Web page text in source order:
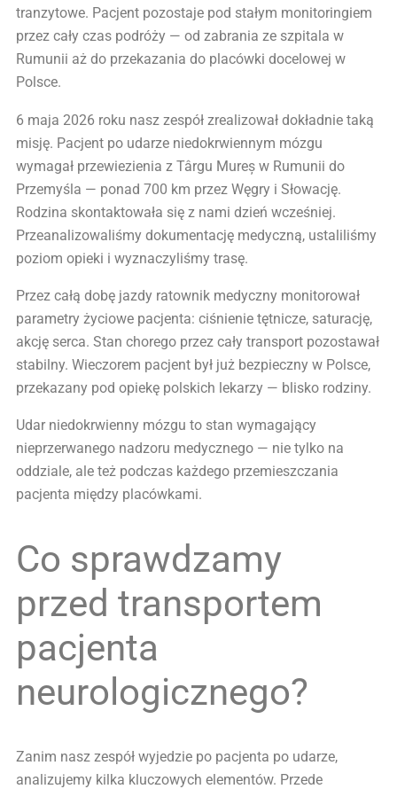
tranzytowe. Pacjent pozostaje pod stałym monitoringiem
przez cały czas podróży — od zabrania ze szpitala w
Rumunii aż do przekazania do placówki docelowej w
Polsce.
6 maja 2026 roku nasz zespół zrealizował dokładnie taką
misję. Pacjent po udarze niedokrwiennym mózgu
wymagał przewiezienia z Târgu Mureș w Rumunii do
Przemyśla — ponad 700 km przez Węgry i Słowację.
Rodzina skontaktowała się z nami dzień wcześniej.
Przeanalizowaliśmy dokumentację medyczną, ustaliliśmy
poziom opieki i wyznaczyliśmy trasę.
Przez całą dobę jazdy ratownik medyczny monitorował
parametry życiowe pacjenta: ciśnienie tętnicze, saturację,
akcję serca. Stan chorego przez cały transport pozostawał
stabilny. Wieczorem pacjent był już bezpieczny w Polsce,
przekazany pod opiekę polskich lekarzy — blisko rodziny.
Udar niedokrwienny mózgu to stan wymagający
nieprzerwanego nadzoru medycznego — nie tylko na
oddziale, ale też podczas każdego przemieszczania
pacjenta między placówkami.
Co sprawdzamy
przed transportem
pacjenta
neurologicznego?
Zanim nasz zespół wyjedzie po pacjenta po udarze,
analizujemy kilka kluczowych elementów. Przede